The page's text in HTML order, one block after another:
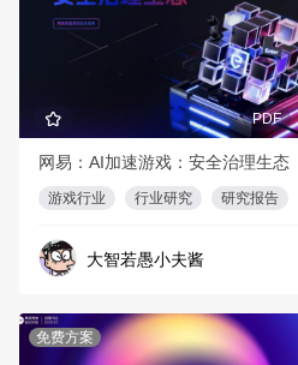
PDF
网易：AI加速游戏：安全治理生态
游戏行业 行业研究 研究报告
大智若愚小夫酱
免费方案